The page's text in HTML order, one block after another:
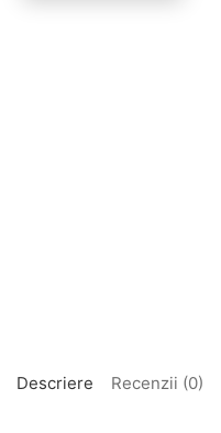
Descriere Recenzii (0)